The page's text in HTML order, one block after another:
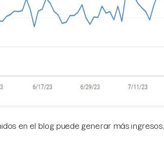
en el blog puede generar más ingresos,